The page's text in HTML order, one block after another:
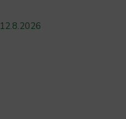
12.8.2026